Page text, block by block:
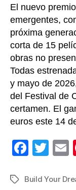
El nuevo
emergentes,
próxima
corta de 15
obras no
Todas
y mayo de
del Festival de
certamen. El
euros este 14
F
c
T
tt
Etiquetas
Build Your